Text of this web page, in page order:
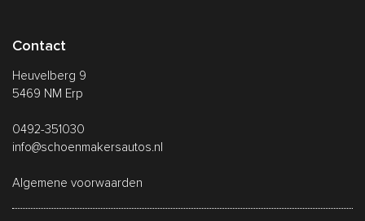
Contact
Heuvelberg 9
5469 NM Erp
0492-351030
info@schoenmakersautos.nl
Algemene voorwaarden